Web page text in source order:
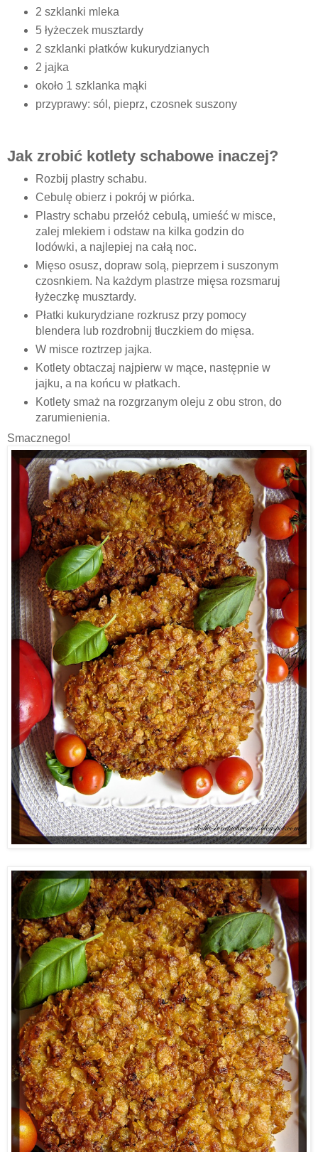
2 szklanki mleka
5 łyżeczek musztardy
2 szklanki płatków kukurydzianych
2 jajka
około 1 szklanka mąki
przyprawy: sól, pieprz, czosnek suszony
Jak zrobić kotlety schabowe inaczej?
Rozbij plastry schabu.
Cebulę obierz i pokrój w piórka.
Plastry schabu przełóż cebulą, umieść w misce,
zalej mlekiem i odstaw na kilka godzin do
lodówki, a najlepiej na całą noc.
Mięso osusz, dopraw solą, pieprzem i suszonym
czosnkiem. Na każdym plastrze mięsa rozsmaruj
łyżeczkę musztardy.
Płatki kukurydziane rozkrusz przy pomocy
blendera lub rozdrobnij tłuczkiem do mięsa.
W misce roztrzep jajka.
Kotlety obtaczaj najpierw w mące, następnie w
jajku, a na końcu w płatkach.
Kotlety smaż na rozgrzanym oleju z obu stron, do
zarumienienia.
Smacznego!